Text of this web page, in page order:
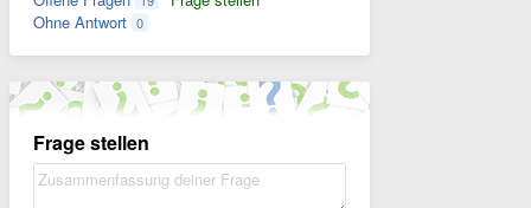
Ohne Antwort 0
Frage stellen